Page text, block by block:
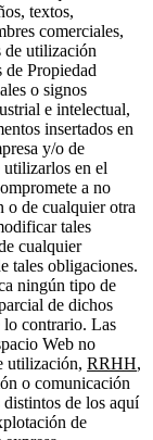
textos,
comerciales,
de utilización
de Propiedad
o signos
e intelectual,
insertados en
y/o de
utilizarlos en el
a no
o de cualquier otra
tales
cualquier
tales obligaciones.
ningún tipo de
de dichos
lo contrario. Las
Web no
utilización, RRHH,
o comunicación
de los aquí
de